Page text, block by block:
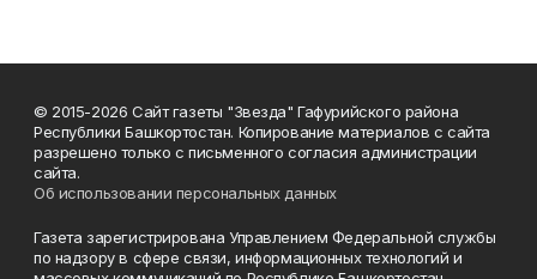
© 2015-2026 Сайт газеты "Звезда" Гафурийского района
Республики Башкортостан. Копирование материалов с сайта
разрешено только с письменного согласия администрации
сайта.
Об использовании персональных данных
Газета зарегистрирована Управлением Федеральной службы
по надзору в сфере связи, информационных технологий и